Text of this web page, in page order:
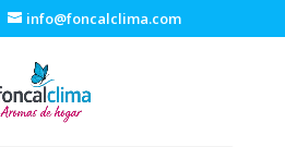
info@foncalclima.com